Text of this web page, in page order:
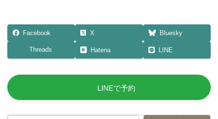
Facebook X Bluesky
Threads Hatena LINE
LINEで予約